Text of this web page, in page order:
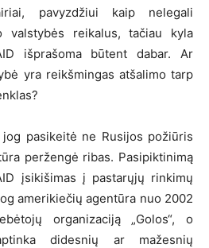
pavyzdžiui kaip nelegali
valstybės reikalus, tačiau kyla
išprašoma būtent dabar. Ar
yra reikšmingas atšalimo tarp
pasikeitė ne Rusijos požiūris
peržengė ribas. Pasipiktinimą
įsikišimas į pastarųjų rinkimų
amerikiečių agentūra nuo 2002
organizaciją „Golos“, o
didesnių ar mažesnių